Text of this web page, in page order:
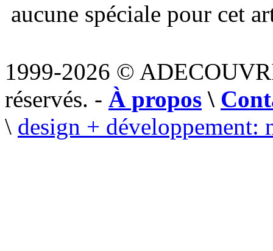
aucune spéciale pour cet
1999-2026 ©
réservés. - À propos \
\ design + développement: